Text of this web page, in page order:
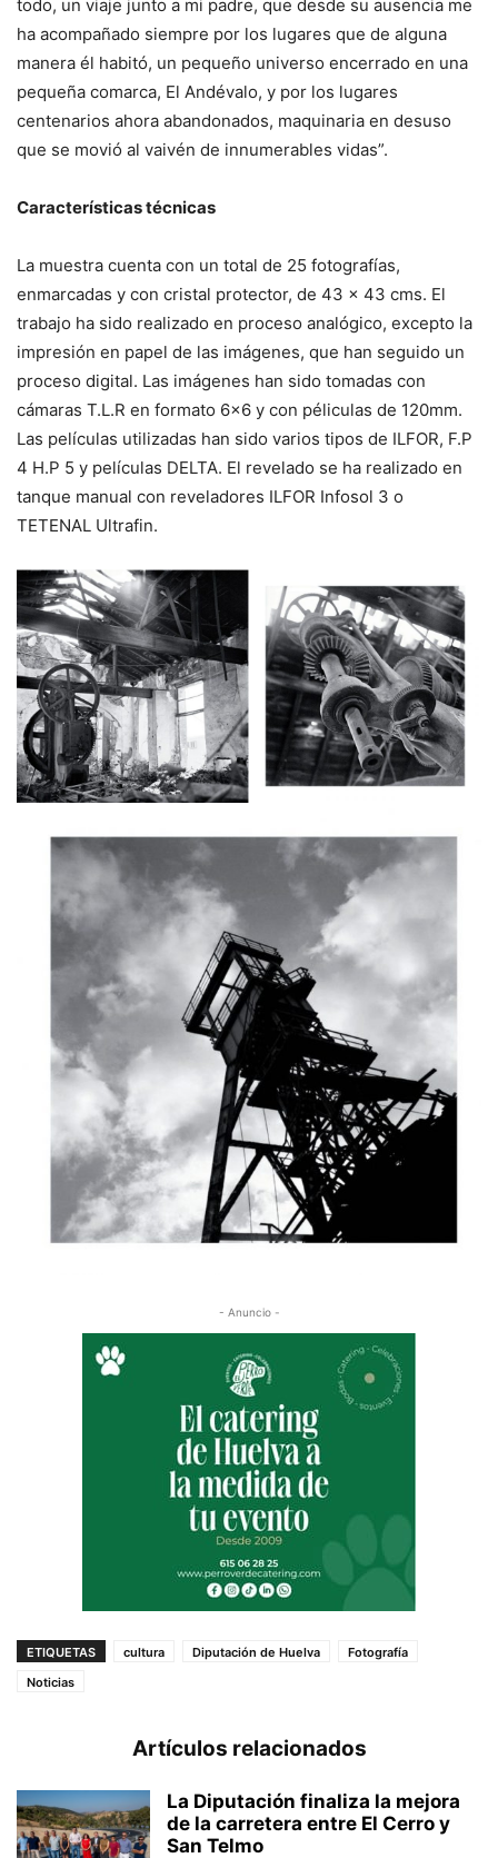
todo, un viaje junto a mi padre, que desde su ausencia me
ha acompañado siempre por los lugares que de alguna
manera él habitó, un pequeño universo encerrado en una
pequeña comarca, El Andévalo, y por los lugares
centenarios ahora abandonados, maquinaria en desuso
que se movió al vaivén de innumerables vidas”.
Características técnicas
La muestra cuenta con un total de 25 fotografías,
enmarcadas y con cristal protector, de 43 x 43 cms. El
trabajo ha sido realizado en proceso analógico, excepto la
impresión en papel de las imágenes, que han seguido un
proceso digital. Las imágenes han sido tomadas con
cámaras T.L.R en formato 6×6 y con péliculas de 120mm.
Las películas utilizadas han sido varios tipos de ILFOR, F.P
4 H.P 5 y películas DELTA. El revelado se ha realizado en
tanque manual con reveladores ILFOR Infosol 3 o
TETENAL Ultrafin.
- Anuncio -
ETIQUETAS cultura Diputación de Huelva
Fotografía
Noticias
Artículos relacionados
La Diputación finaliza la mejora
de la carretera entre El Cerro y
San Telmo